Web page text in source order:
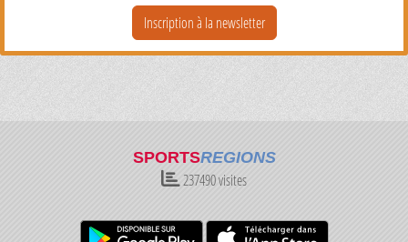
Inscription à la newsletter
SPORTSREGIONS
237490visites